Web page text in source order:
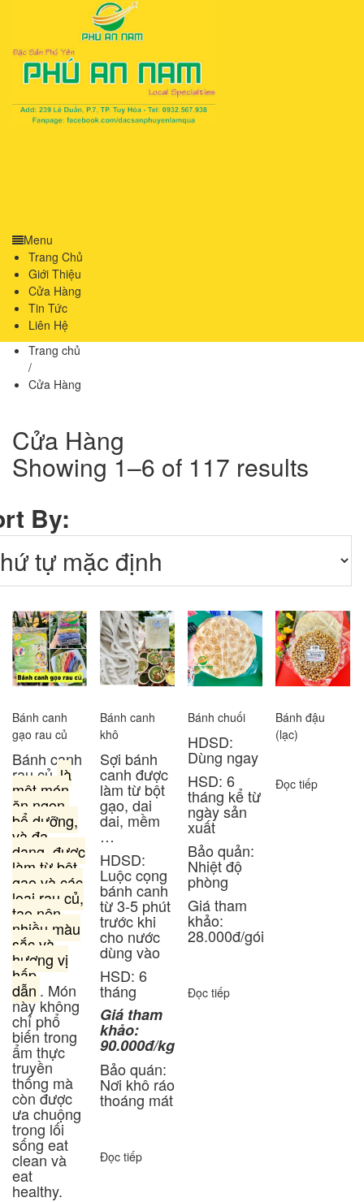
Menu
Trang Chủ
Giới Thiệu
Cửa Hàng
Tin Tức
Liên Hệ
Trang chủ
/
Cửa Hàng
Cửa Hàng
Showing 1–6 of 117 results
By:
Bánh canh
gạo rau củ
Bánh canh
rau củlà
một món
ăn ngon,
bổ dưỡng,
và đa
dạng, được
làm từ bột
gạo và các
loại rau củ,
tạo nên
nhiều màu
sắc và
hương vị
hấp
dẫn . Món
này không
chỉ phổ
biến trong
ẩm thực
truyền
thống mà
còn được
ưa chuộng
trong lối
sống eat
clean và
eat
healthy.
Bánh canh
khô
Sợi bánh
canh được
làm từ bột
gạo, dai
dai, mềm
…
HDSD:
Luộc cọng
bánh canh
từ 3-5 phút
trước khi
cho nước
dùng vào
HSD: 6
tháng
Giá tham
khảo:
90.000đ/kg
Bảo quán:
Nơi khô ráo
thoáng mát
Đọc tiếp
Bánh chuối
HDSD:
Dùng ngay
HSD: 6
tháng kể từ
ngày sản
xuất
Bảo quản:
Nhiệt độ
phòng
Giá tham
khảo:
28.000đ/gói
Đọc tiếp
Bánh đậu
(lạc)
Đọc tiếp